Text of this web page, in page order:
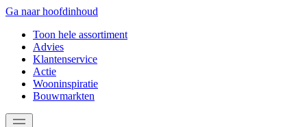
Ga naar hoofdinhoud
Toon hele assortiment
Advies
Klantenservice
Actie
Wooninspiratie
Bouwmarkten